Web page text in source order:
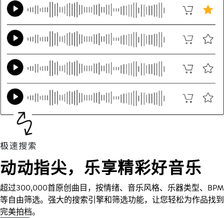
动动指尖，乐享精彩好音乐
超过300,000首原创曲目，按情绪、音乐风格、乐器类型、BPM
等自由筛选。强大的搜索引擎和筛选功能，让您轻松为作品找到
完美拍档。